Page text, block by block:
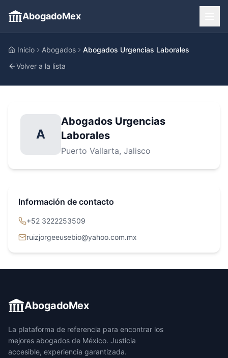
AbogadoMex
Inicio Abogados
Abogados Urgencias Laborales
Volver a la lista
A
Abogados Urgencias
Laborales
Puerto Vallarta, Jalisco
Información de contacto
+52 3222253509
ruizjorgeeusebio@yahoo.com.mx
AbogadoMex
La plataforma de referencia para encontrar los
mejores abogados de México. Justicia
accesible, experiencia garantizada.